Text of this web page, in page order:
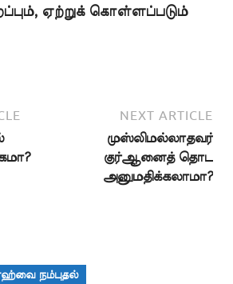
ஏற்றுக் கொள்ளப்படும்
NEXT ARTICLE
முஸ்லிமல்லாதவர்
குர்ஆனைத் தொட
அனுமதிக்கலாமா?
நம்புதல்